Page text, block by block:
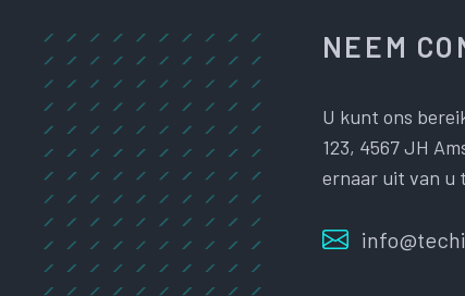
NEEM
U kunt ons
123, 4567 JH
ernaar uit van u